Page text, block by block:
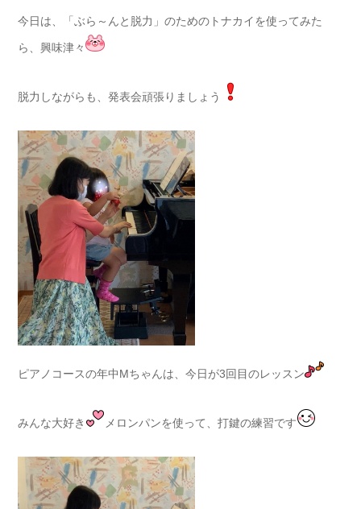
今日は、「ぶら～んと脱力」のためのトナカイを使ってみた
ら、興味津々
脱力しながらも、発表会頑張りましょう
ピアノコースの年中Mちゃんは、今日が3回目のレッスン
みんな大好き メロンパンを使って、打鍵の練習です